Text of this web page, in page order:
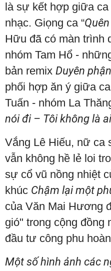
là sự kết hợp giữa
nhạc. Giọng ca “
Hữu đã có màn trình
nhóm Tam Hổ -
bản remix Duyên
phối hợp ăn ý giữa
Tuấn - nhóm La
nói đi – Tôi không là ai
Vắng Lê Hiếu, nữ ca
vẫn không hề lẻ loi
sự cổ vũ nồng nhiệt
khúc Chậm lại một
của Văn Mai Hương
gió" trong cộng
đầu tư công phu
Một số hình ảnh các